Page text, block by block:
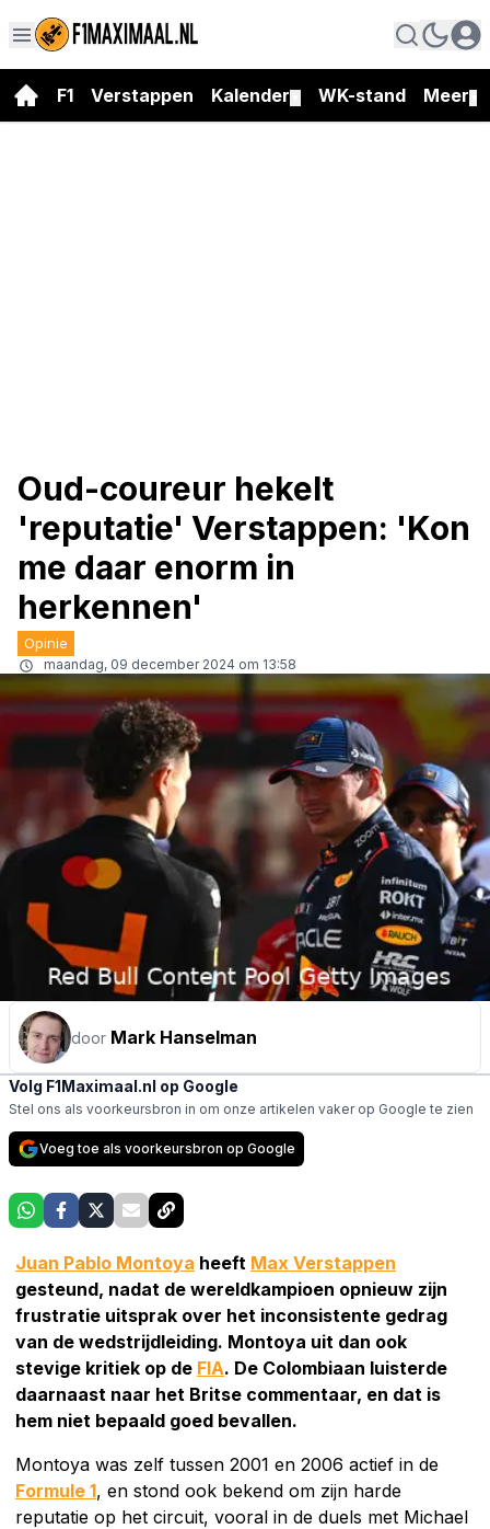
F1 Verstappen Kalender WK-stand Meer
Oud-coureur hekelt
'reputatie' Verstappen: 'Kon
me daar enorm in
herkennen'
Opinie
maandag, 09 december 2024 om 13:58
door Mark Hanselman
Volg F1Maximaal.nl op Google
Stel ons als voorkeursbron in om onze artikelen vaker op Google te zien
Voeg toe als voorkeursbron op Google
Juan Pablo Montoya heeft Max Verstappen
gesteund, nadat de wereldkampioen opnieuw zijn
frustratie uitsprak over het inconsistente gedrag
van de wedstrijdleiding. Montoya uit dan ook
stevige kritiek op de FIA. De Colombiaan luisterde
daarnaast naar het Britse commentaar, en dat is
hem niet bepaald goed bevallen.
Montoya was zelf tussen 2001 en 2006 actief in de
Formule 1, en stond ook bekend om zijn harde
reputatie op het circuit, vooral in de duels met Michael